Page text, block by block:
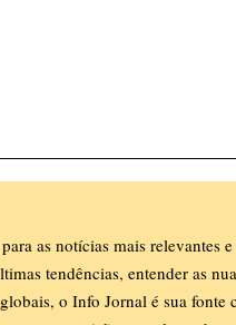
as notícias mais relevantes
tendências, entender as
o Info Jornal é sua fonte